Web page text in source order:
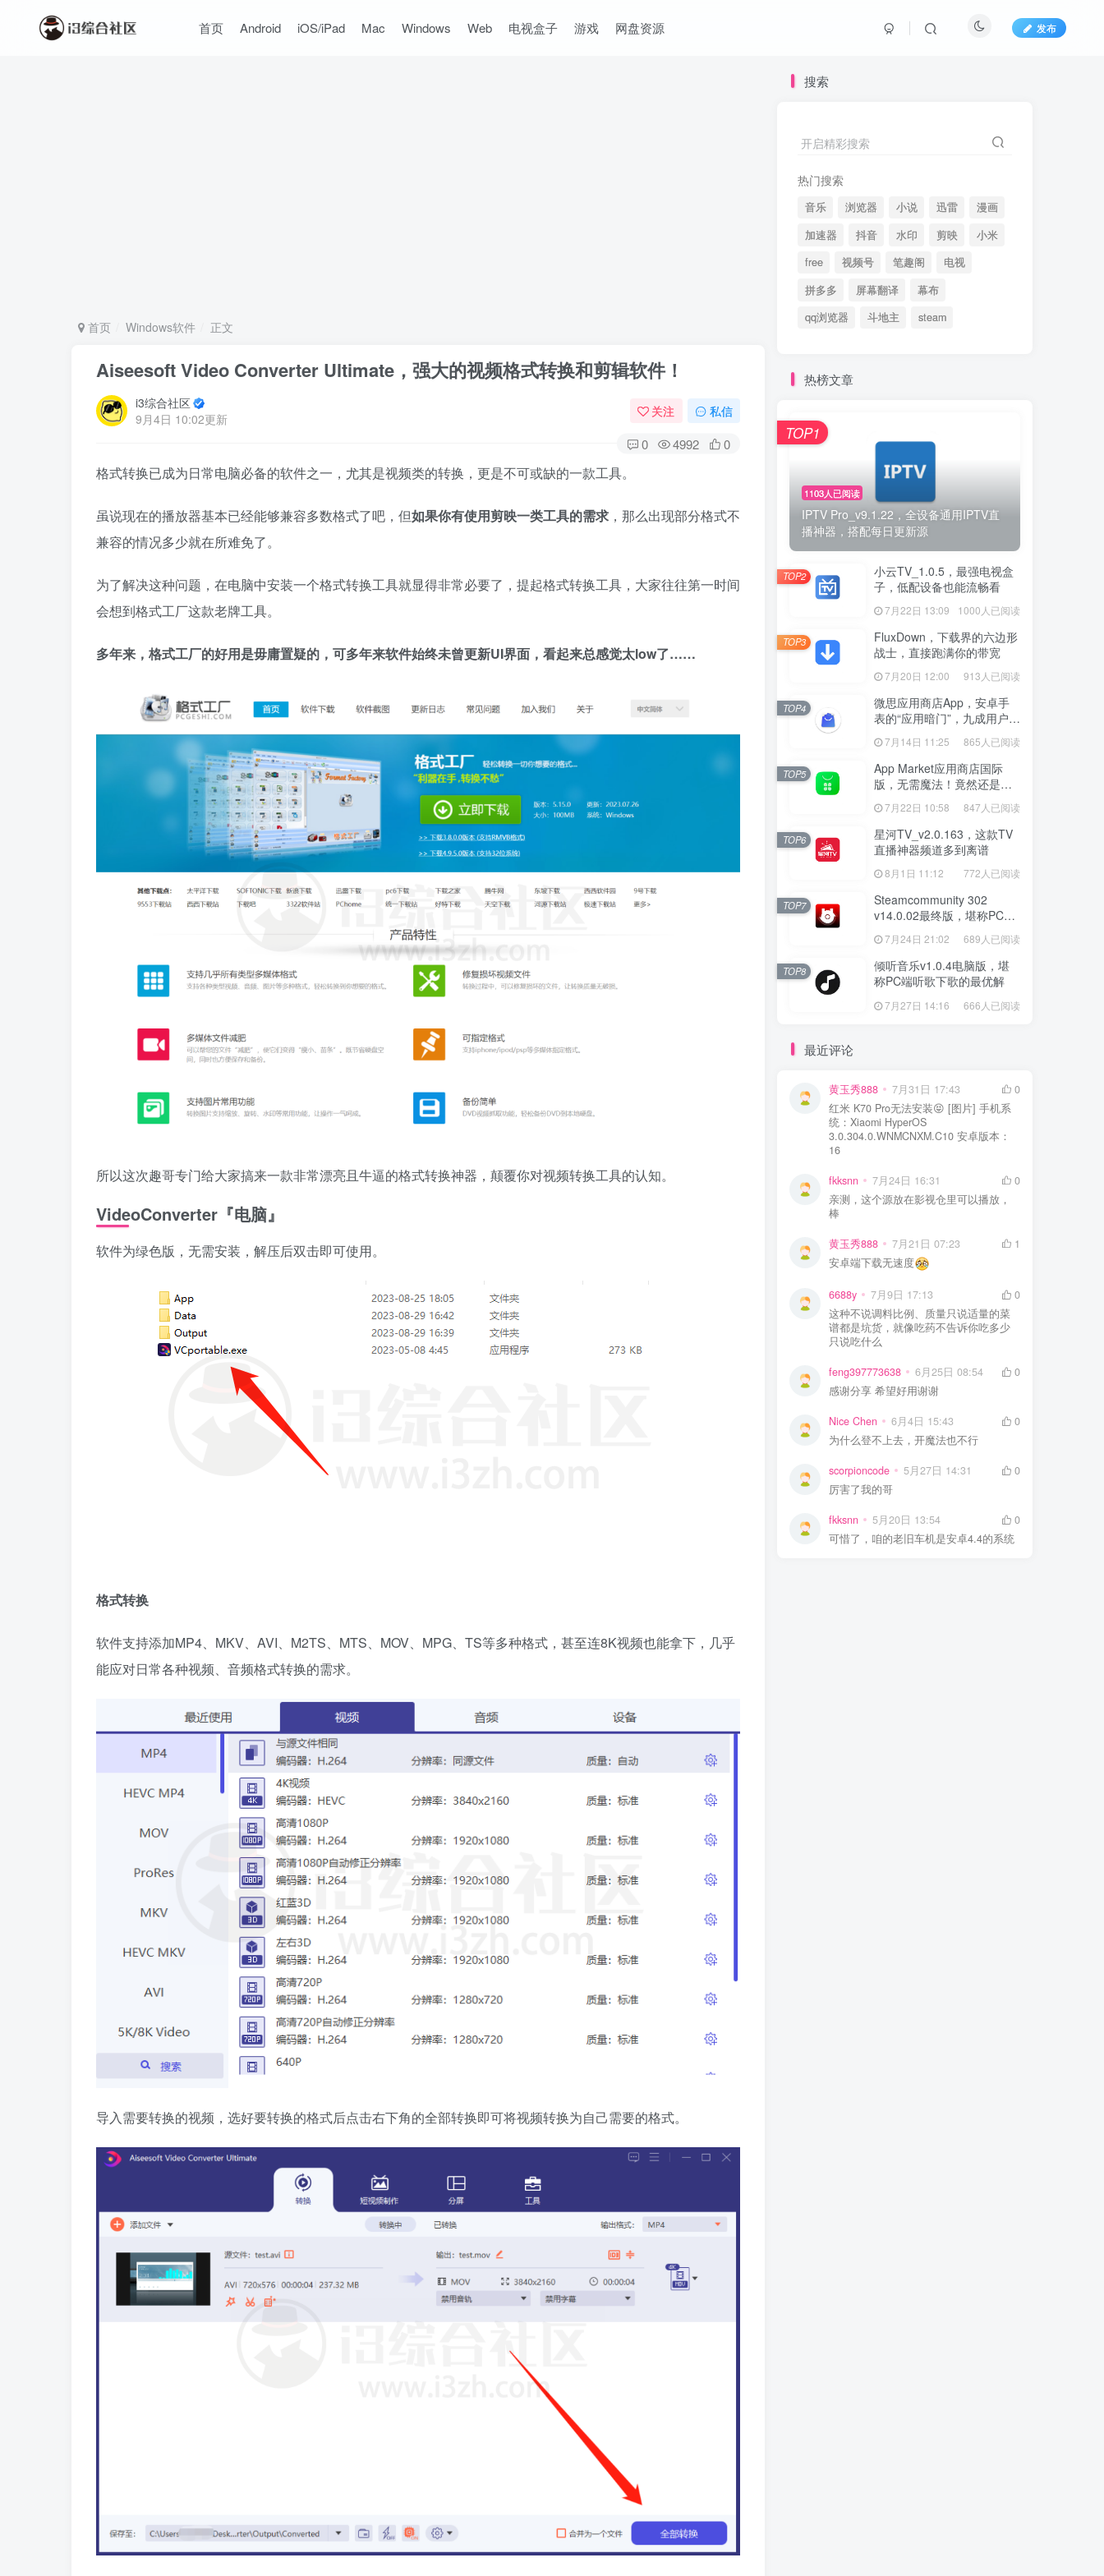
首页 Android iOS/iPad Mac Windows Web 电视盒子 游戏 网盘资源 发布
首页 Windows软件 正文
Aiseesoft Video Converter Ultimate，强大的视频格式转换和剪辑软件！
i3综合社区
9月4日 10:02更新
关注 私信
0 4992 0
格式转换已成为日常电脑必备的软件之一，尤其是视频类的转换，更是不可或缺的一款工具。
虽说现在的播放器基本已经能够兼容多数格式了吧，但如果你有使用剪映一类工具的需求 ，那么出现部分格式不
兼容的情况多少就在所难免了。
为了解决这种问题，在电脑中安装一个格式转换工具就显得非常必要了，提起格式转换工具，大家往往第一时间
会想到格式工厂这款老牌工具。
多年来，格式工厂的好用是毋庸置疑的，可多年来软件始终未曾更新UI界面，看起来总感觉太low了……
所以这次趣哥专门给大家搞来一款非常漂亮且牛逼的格式转换神器，颠覆你对视频转换工具的认知。
VideoConverter『电脑』
软件为绿色版，无需安装，解压后双击即可使用。
格式转换
软件支持添加MP4、MKV、AVI、M2TS、MTS、MOV、MPG、TS等多种格式，甚至连8K视频也能拿下，几乎
能应对日常各种视频、音频格式转换的需求。
导入需要转换的视频，选好要转换的格式后点击右下角的全部转换即可将视频转换为自己需要的格式。
搜索
开启精彩搜索
热门搜索
音乐 浏览器 小说 迅雷
漫画
加速器
抖音 水印 剪映
小米
free
视频号 笔趣阁
电视
拼多多
屏幕翻译
幕布
qq浏览器
斗地主 steam
热榜文章
1103人已阅读
IPTV Pro_v9.1.22，全设备通用IPTV直
播神器，搭配每日更新源
TOP1
小云TV_1.0.5，最强电视盒
子，低配设备也能流畅看
7月22日 13:09 1000人已阅读
TOP2
FluxDown，下载界的六边形
战士，直接跑满你的带宽
7月20日 12:00 913人已阅读
TOP3
微思应用商店App，安卓手
表的“应用暗门”，九成用户还
没发现
7月14日 11:25 865人已阅读
TOP4
App Market应用商店国际
版，无需魔法！竟然还是大
厂出品？
7月22日 10:58 847人已阅读
TOP5
星河TV_v2.0.163，这款TV
直播神器频道多到离谱
8月1日 11:12 772人已阅读
TOP6
Steamcommunity 302
v14.0.02最终版，堪称PC玩
家必备的网络工具箱
7月24日 21:02 689人已阅读
TOP7
倾听音乐v1.0.4电脑版，堪
称PC端听歌下歌的最优解
7月27日 14:16 666人已阅读
TOP8
最近评论
黄玉秀888 7月31日 17:43
0
红米 K70 Pro无法安装😝 [图片] 手机系
统：Xiaomi HyperOS
3.0.304.0.WNMCNXM.C10 安卓版本：
16
fkksnn 7月24日 16:31
0
亲测，这个源放在影视仓里可以播放，
棒
黄玉秀888 7月21日 07:23
1
安卓端下载无速度
6688y 7月9日 17:13
0
这种不说调料比例、质量只说适量的菜
谱都是坑货，就像吃药不告诉你吃多少
只说吃什么
feng397773638 6月25日 08:54
0
感谢分享 希望好用谢谢
Nice Chen 6月4日 15:43
0
为什么登不上去，开魔法也不行
scorpioncode 5月27日 14:31
0
厉害了我的哥
fkksnn 5月20日 13:54
0
可惜了，咱的老旧车机是安卓4.4的系统